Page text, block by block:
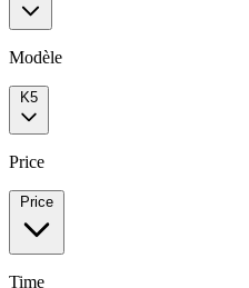
Modèle
K5
Price
Price
Time